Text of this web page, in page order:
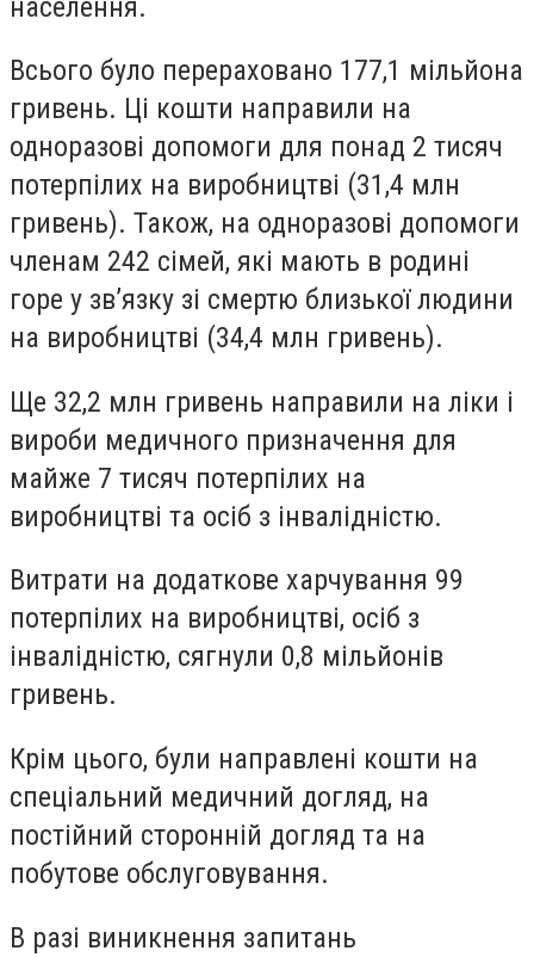
Всього було перераховано 177,1 мільйона
гривень. Ці кошти направили на
одноразові допомоги для понад 2 тисяч
потерпілих на виробництві (31,4 млн
гривень). Також, на одноразові допомоги
членам 242 сімей, які мають в родині
горе у зв’язку зі смертю близької людини
на виробництві (34,4 млн гривень).
Ще 32,2 млн гривень направили на ліки і
вироби медичного призначення для
майже 7 тисяч потерпілих на
виробництві та осіб з інвалідністю.
Витрати на додаткове харчування 99
потерпілих на виробництві, осіб з
інвалідністю, сягнули 0,8 мільйонів
гривень.
Крім цього, були направлені кошти на
спеціальний медичний догляд, на
постійний сторонній догляд та на
побутове обслуговування.
В разі виникнення запитань